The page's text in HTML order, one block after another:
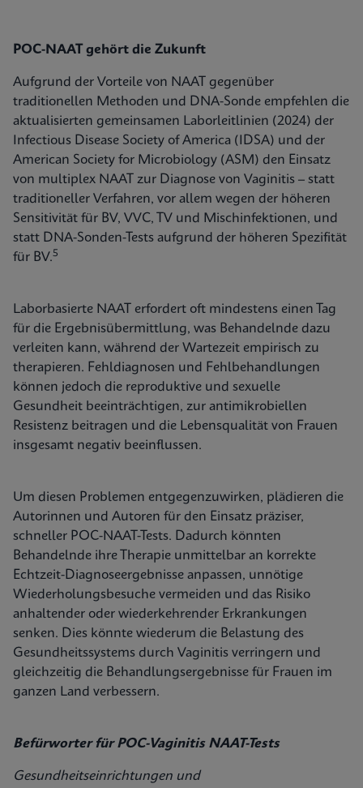
POC-NAAT gehört die Zukunft
Aufgrund der Vorteile von NAAT gegenüber
traditionellen Methoden und DNA-Sonde empfehlen die
aktualisierten gemeinsamen Laborleitlinien (2024) der
Infectious Disease Society of America (IDSA) und der
American Society for Microbiology (ASM) den Einsatz
von multiplex NAAT zur Diagnose von Vaginitis – statt
traditioneller Verfahren, vor allem wegen der höheren
Sensitivität für BV, VVC, TV und Mischinfektionen, und
statt DNA-Sonden-Tests aufgrund der höheren Spezifität
für BV.5
Laborbasierte NAAT erfordert oft mindestens einen Tag
für die Ergebnisübermittlung, was Behandelnde dazu
verleiten kann, während der Wartezeit empirisch zu
therapieren. Fehldiagnosen und Fehlbehandlungen
können jedoch die reproduktive und sexuelle
Gesundheit beeinträchtigen, zur antimikrobiellen
Resistenz beitragen und die Lebensqualität von Frauen
insgesamt negativ beeinflussen.
Um diesen Problemen entgegenzuwirken, plädieren die
Autorinnen und Autoren für den Einsatz präziser,
schneller POC-NAAT-Tests. Dadurch könnten
Behandelnde ihre Therapie unmittelbar an korrekte
Echtzeit-Diagnoseergebnisse anpassen, unnötige
Wiederholungsbesuche vermeiden und das Risiko
anhaltender oder wiederkehrender Erkrankungen
senken. Dies könnte wiederum die Belastung des
Gesundheitssystems durch Vaginitis verringern und
gleichzeitig die Behandlungsergebnisse für Frauen im
ganzen Land verbessern.
Befürworter für POC-Vaginitis NAAT-Tests
Gesundheitseinrichtungen und